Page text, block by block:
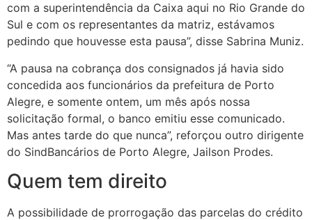
com a superintendência da Caixa aqui no Rio Grande do
Sul e com os representantes da matriz, estávamos
pedindo que houvesse esta pausa”, disse Sabrina Muniz.
“A pausa na cobrança dos consignados já havia sido
concedida aos funcionários da prefeitura de Porto
Alegre, e somente ontem, um mês após nossa
solicitação formal, o banco emitiu esse comunicado.
Mas antes tarde do que nunca”, reforçou outro dirigente
do SindBancários de Porto Alegre, Jailson Prodes.
Quem tem direito
A possibilidade de prorrogação das parcelas do crédito